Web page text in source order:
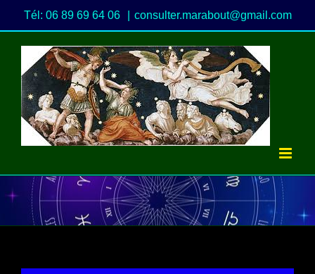
Passer
au
contenu
Tél: 06 89 69 64 06 consulter.marabout@gmail.com